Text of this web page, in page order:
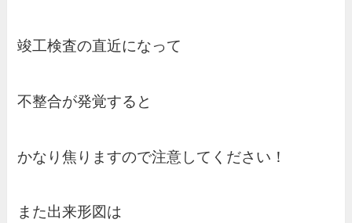
竣工検査の直近になって
不整合が発覚すると
かなり焦りますので注意してください！
また出来形図は